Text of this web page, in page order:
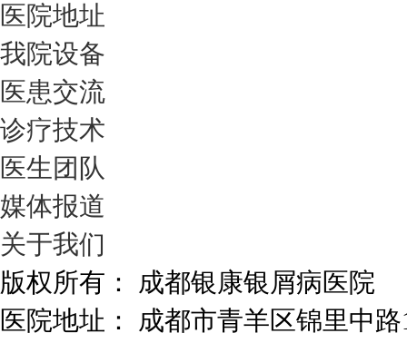
医院地址
我院设备
医患交流
诊疗技术
医生团队
媒体报道
关于我们
版权所有： 成都银康银屑病医院
医院地址： 成都市青羊区锦里中